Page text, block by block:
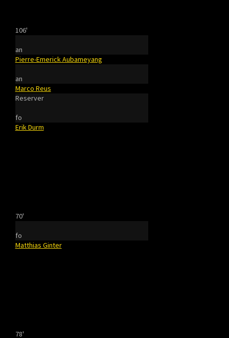
106'
an
Pierre-Emerick Aubameyang
an
Marco Reus
Reserver
fo
Erik Durm
70'
fo
Matthias Ginter
78'